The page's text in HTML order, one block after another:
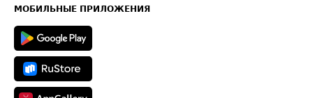
Техническая информация
МОБИЛЬНЫЕ ПРИЛОЖЕНИЯ